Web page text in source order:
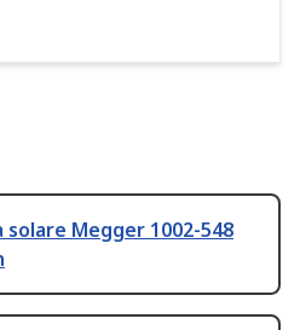
Megger 1002-548